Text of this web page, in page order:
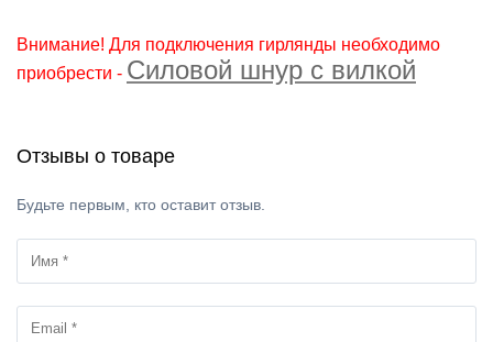
Внимание! Для подключения гирлянды необходимо
приобрести - Силовой шнур с вилкой
Отзывы о товаре
Будьте первым, кто оставит отзыв.